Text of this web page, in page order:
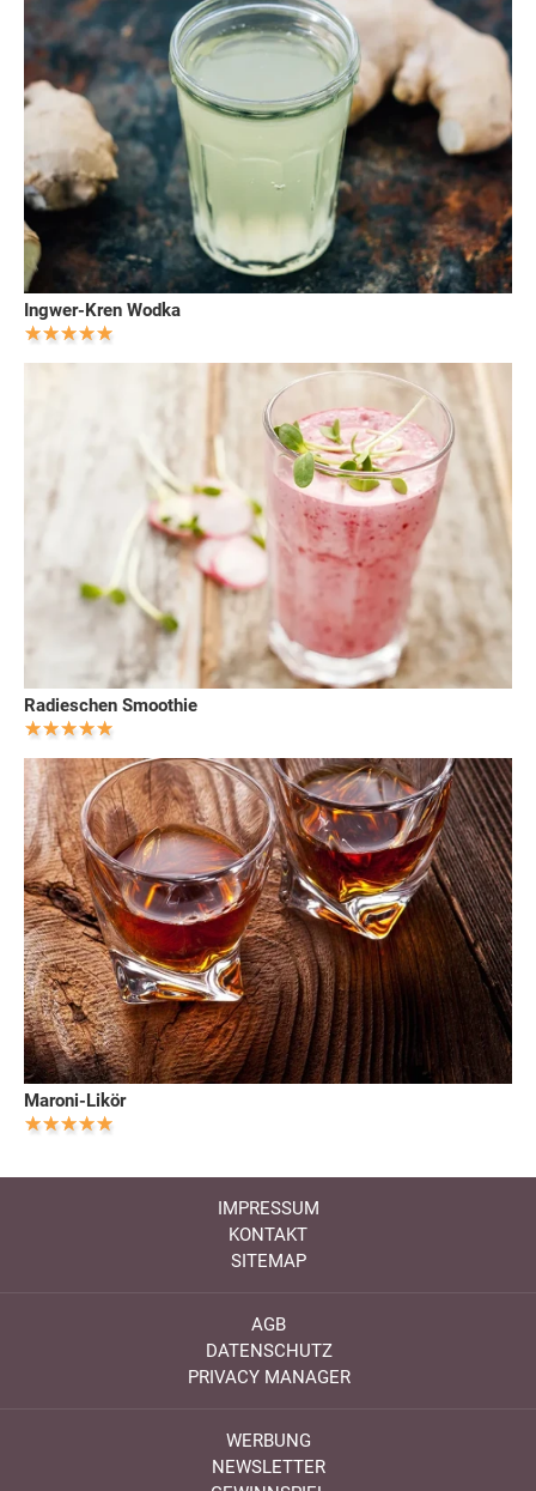
Ingwer-Kren Wodka
Radieschen Smoothie
Maroni-Likör
IMPRESSUM
KONTAKT
SITEMAP
AGB
DATENSCHUTZ
PRIVACY MANAGER
WERBUNG
NEWSLETTER